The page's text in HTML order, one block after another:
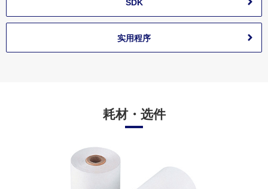
SDK
实用程序
耗材・选件